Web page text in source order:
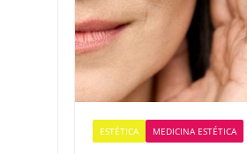
ESTÉTICA MEDICINA ESTÉTICA